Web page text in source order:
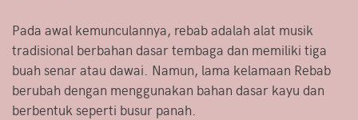
Pada awal kemunculannya, rebab adalah alat musik
tradisional berbahan dasar tembaga dan memiliki tiga
buah senar atau dawai. Namun, lama kelamaan Rebab
berubah dengan menggunakan bahan dasar kayu dan
berbentuk seperti busur panah.